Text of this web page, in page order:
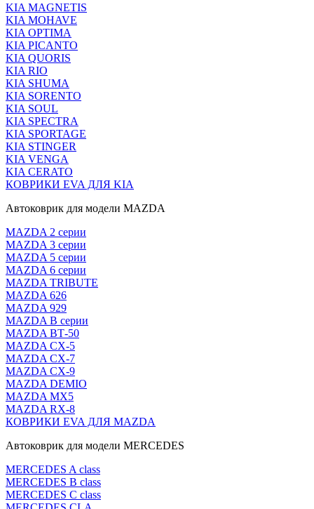
KIA MAGNETIS
KIA MOHAVE
KIA OPTIMA
KIA PICANTO
KIA QUORIS
KIA RIO
KIA SHUMA
KIA SORENTO
KIA SOUL
KIA SPECTRA
KIA SPORTAGE
KIA STINGER
KIA VENGA
KIA CERATO
КОВРИКИ EVA ДЛЯ KIA
Автоковрик для модели MAZDA
MAZDA 2 серии
MAZDA 3 серии
MAZDA 5 серии
MAZDA 6 серии
MAZDA TRIBUTE
MAZDA 626
MAZDA 929
MAZDA В серии
MAZDA ВТ-50
MAZDA CX-5
MAZDA CX-7
MAZDA CX-9
MAZDA DEMIO
MAZDA MX5
MAZDA RX-8
КОВРИКИ EVA ДЛЯ MAZDA
Автоковрик для модели MERCEDES
MERCEDES A class
MERCEDES B class
MERCEDES C class